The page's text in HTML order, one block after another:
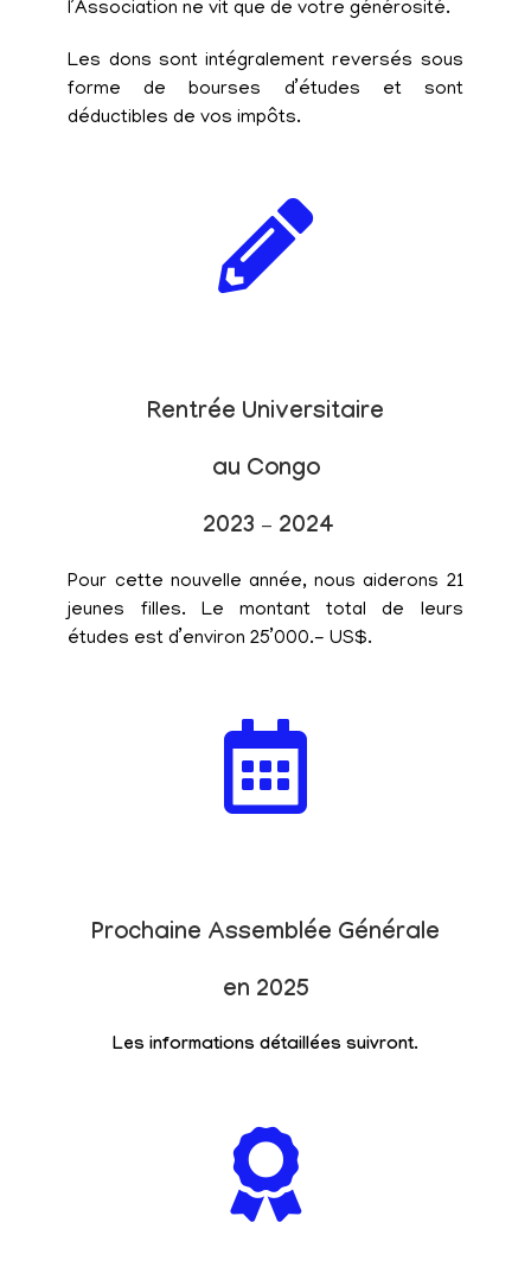
l’Association ne vit que de votre générosité.
Les dons sont intégralement reversés sous
forme de bourses d’études et sont
déductibles de vos impôts.
Rentrée Universitaire
au Congo
2023 – 2024
Pour cette nouvelle année, nous aiderons 21
jeunes filles. Le montant total de leurs
études est d’environ 25’000.- US$.
Prochaine Assemblée Générale
en 2025
Les informations détaillées suivront.